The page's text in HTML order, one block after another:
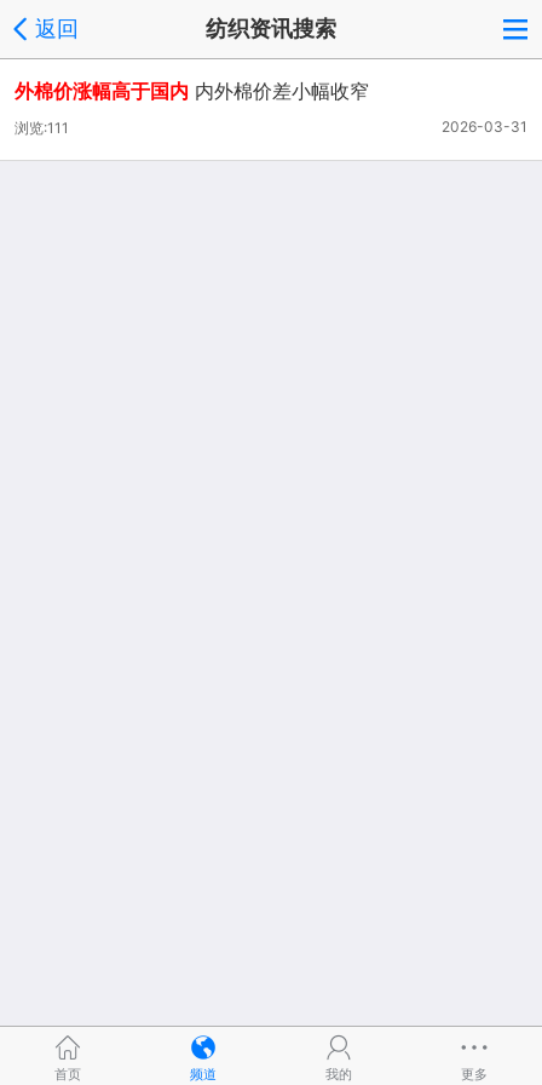
返回 纺织资讯搜索
外棉价涨幅高于国内 内外棉价差小幅收窄
2026-03-31
浏览:111
首页 频道 我的 更多